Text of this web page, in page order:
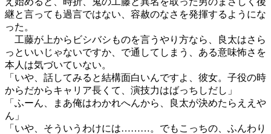
継と言っても過言ではない、容赦のなさを発揮するようにな
った。
工藤が上からビシバシものを言うやり方なら、良太はさら
っといいじゃないですか、で通してしまう、ある意味怖さを
本人は気づいていない。
「いや、話してみると結構面白いんですよ、彼女。子役の時
からだからキャリア長くて、演技力はばっちしだし」
「ふーん、まあ俺はわかれへんから、良太が決めたらええや
ん」
「いや、そういうわけには………。でもこっちの、ふんわり